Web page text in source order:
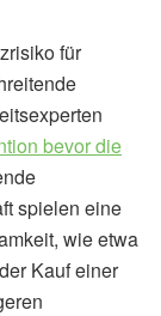
für
bevor die
spielen eine
wie etwa
Kauf einer